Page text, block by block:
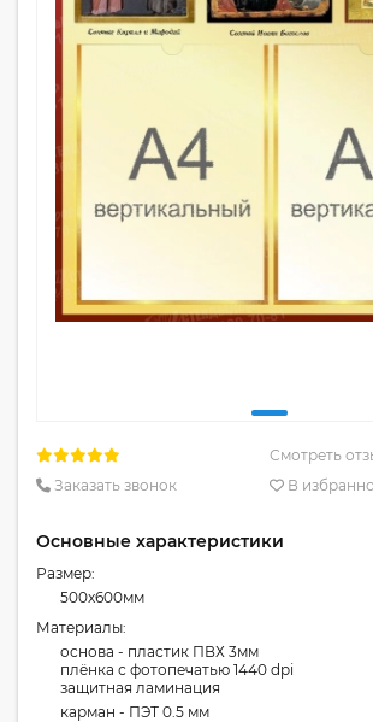
Смотреть
Заказать звонок
В
Основные характеристики
Размер:
500x600мм
Материалы:
основа - пластик ПВХ 3мм
плёнка с фотопечатью 1440 dpi
защитная ламинация
карман - ПЭТ 0.5 мм